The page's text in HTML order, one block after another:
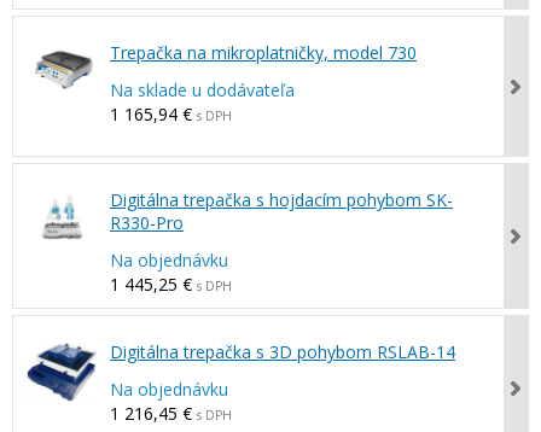
Trepačka na mikroplatničky, model 730
Na sklade u dodávateľa
1 165,94 € s DPH
Digitálna trepačka s hojdacím pohybom SK-
R330-Pro
Na objednávku
1 445,25 € s DPH
Digitálna trepačka s 3D pohybom RSLAB-14
Na objednávku
1 216,45 € s DPH